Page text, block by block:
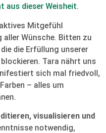
aus dieser Weisheit.
Mitgefühl
aller Wünsche. Bitten zu
die Erfüllung unserer
Tara nährt uns
sich mal friedvoll,
– alles um
visualisieren und
notwendig,